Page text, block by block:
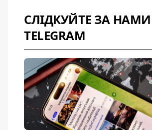
СЛІДКУЙТЕ ЗА
TELEGRAM